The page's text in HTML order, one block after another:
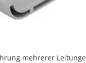
mehrerer